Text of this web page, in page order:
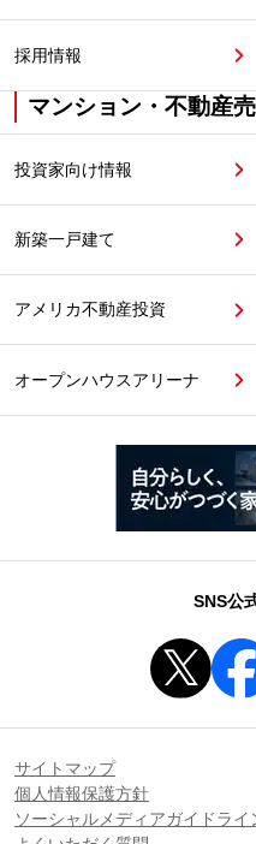
採用情報
マンション・不動産
投資家向け情報
新築一戸建て
アメリカ不動産投資
オープンハウスアリーナ
SNS公
サイトマップ
個人情報保護方針
ソーシャルメディアガイドライ